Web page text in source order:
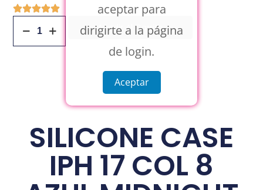
Añadir Al Carrito
SILICONE CASE
IPH 17 COL 8
aceptar para
dirigirte a la página
de login.
Aceptar